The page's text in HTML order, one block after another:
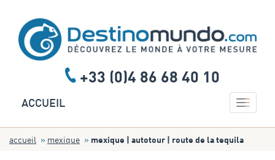
+33 (0)4 86 68 40 10
Toggle
ACCUEIL
accueil mexique mexique | autotour | route de la tequila